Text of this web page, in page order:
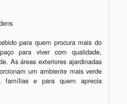
para quem procura mais do
para viver com qualidade,
As áreas exteriores ajardinadas
um ambiente mais verde
famílias e para quem aprecia